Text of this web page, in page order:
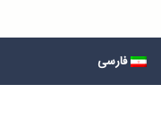
فارسی